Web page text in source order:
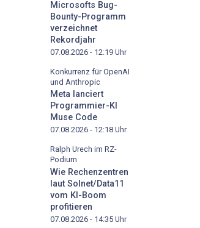
Microsofts Bug-
Bounty-Programm
verzeichnet
Rekordjahr
07.08.2026 - 12:19 Uhr
Konkurrenz für OpenAI
und Anthropic
Meta lanciert
Programmier-KI
Muse Code
07.08.2026 - 12:18 Uhr
Ralph Urech im RZ-
Podium
Wie Rechenzentren
laut Solnet/Data11
vom KI-Boom
profitieren
07.08.2026 - 14:35 Uhr